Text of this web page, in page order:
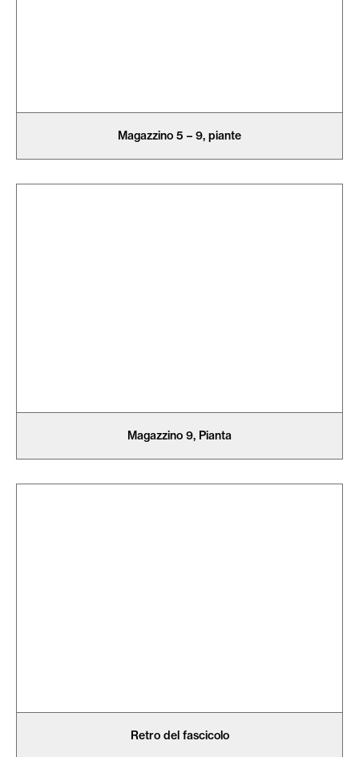
Magazzino 5 – 9, piante
Magazzino 9, Pianta
Retro del fascicolo